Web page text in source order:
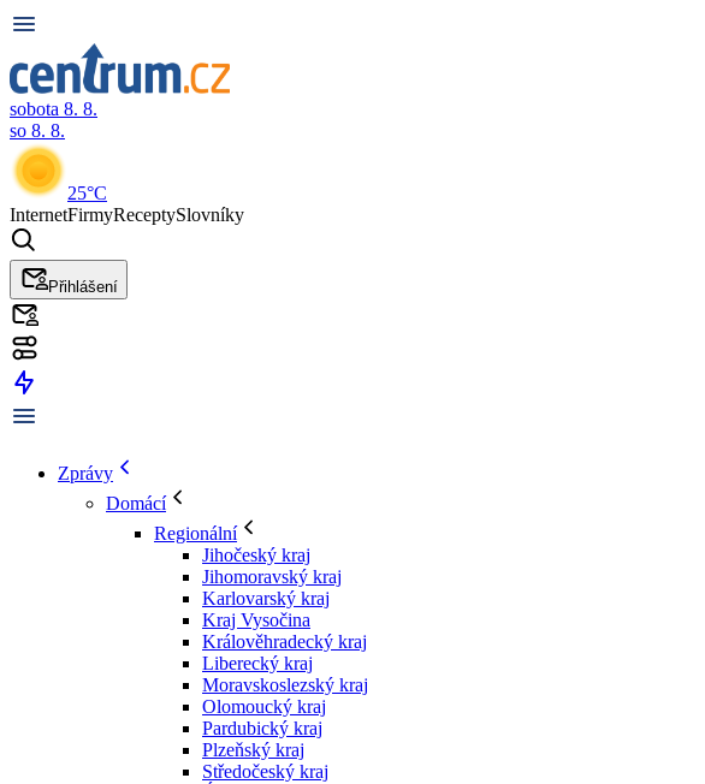
sobota 8. 8.
so 8. 8.
25°C
InternetFirmyReceptySlovníky
Přihlášení
Zprávy
Domácí
Regionální
Jihočeský kraj
Jihomoravský kraj
Karlovarský kraj
Kraj Vysočina
Králověhradecký kraj
Liberecký kraj
Moravskoslezský kraj
Olomoucký kraj
Pardubický kraj
Plzeňský kraj
Středočeský kraj